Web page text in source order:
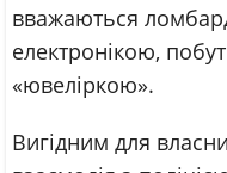
вважаються
електронікою,
«ювеліркою».
Вигідним для